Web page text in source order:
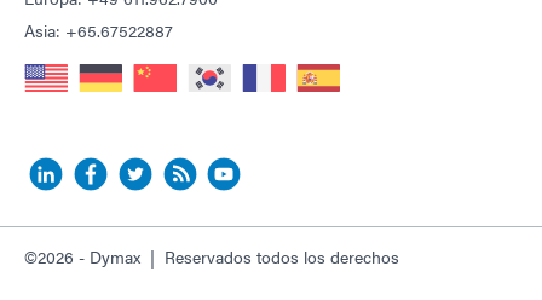
Asia: +65.67522887
©2026 - Dymax | Reservados todos los derechos